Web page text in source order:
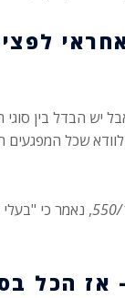
יש הבדל בין
ולוודא שכל
, נאמר כי